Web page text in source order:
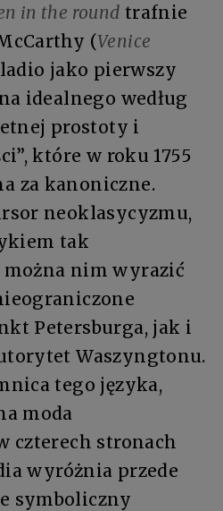
in the round trafnie
(Venice
jako pierwszy
idealnego według
prostoty i
które w roku 1755
za kanoniczne.
neoklasycyzmu,
tak
nim wyrazić
Petersburga, jak i
Waszyngtonu.
tego języka,
moda
czterech stronach
wyróżnia przede
symboliczny